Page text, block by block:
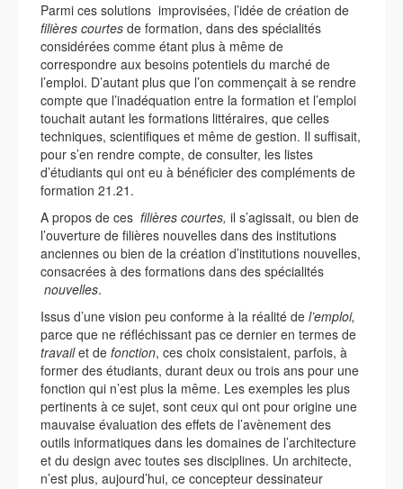
Parmi ces solutions improvisées, l’idée de création de
filières courtes de formation, dans des spécialités
considérées comme étant plus à même de
correspondre aux besoins potentiels du marché de
l’emploi. D’autant plus que l’on commençait à se rendre
compte que l’inadéquation entre la formation et l’emploi
touchait autant les formations littéraires, que celles
techniques, scientifiques et même de gestion. Il suffisait,
pour s’en rendre compte, de consulter, les listes
d’étudiants qui ont eu à bénéficier des compléments de
formation 21.21.
A propos de ces filières courtes, il s’agissait, ou bien de
l’ouverture de filières nouvelles dans des institutions
anciennes ou bien de la création d’institutions nouvelles,
consacrées à des formations dans des spécialités
nouvelles.
Issus d’une vision peu conforme à la réalité de l’emploi,
parce que ne réfléchissant pas ce dernier en termes de
travailet de fonction, ces choix consistaient, parfois, à
former des étudiants, durant deux ou trois ans pour une
fonction qui n’est plus la même. Les exemples les plus
pertinents à ce sujet, sont ceux qui ont pour origine une
mauvaise évaluation des effets de l’avènement des
outils informatiques dans les domaines de l’architecture
et du design avec toutes ses disciplines. Un architecte,
n’est plus, aujourd’hui, ce concepteur dessinateur